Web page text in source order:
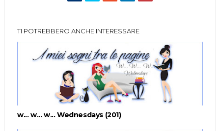
TI POTREBBERO ANCHE INTERESSARE
w... w... w... Wednesdays (201)